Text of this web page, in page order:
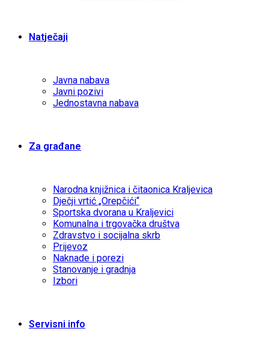
Natječaji
Javna nabava
Javni pozivi
Jednostavna nabava
Za građane
Narodna knjižnica i čitaonica Kraljevica
Dječji vrtić „Orepčići“
Sportska dvorana u Kraljevici
Komunalna i trgovačka društva
Zdravstvo i socijalna skrb
Prijevoz
Naknade i porezi
Stanovanje i gradnja
Izbori
Servisni info